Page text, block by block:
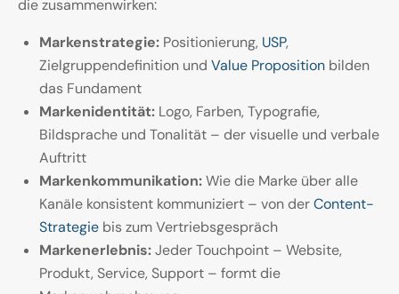
die zusammenwirken:
Markenstrategie: Positionierung, USP,
Zielgruppendefinition und Value Proposition bilden
das Fundament
Markenidentität: Logo, Farben, Typografie,
Bildsprache und Tonalität – der visuelle und verbale
Auftritt
Markenkommunikation:Wie die Marke über alle
Kanäle konsistent kommuniziert – von derContent-
Strategie bis zum Vertriebsgespräch
Markenerlebnis:Jeder Touchpoint – Website,
Produkt, Service, Support – formt die